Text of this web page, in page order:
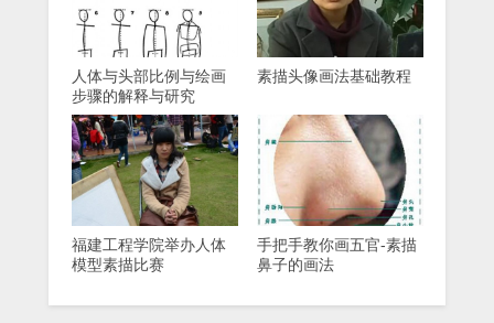
人体与头部比例与绘画
步骤的解释与研究
素描头像画法基础教程
福建工程学院举办人体
模型素描比赛
手把手教你画五官-素描
鼻子的画法